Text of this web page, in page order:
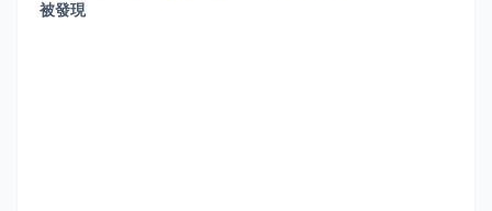
被發現